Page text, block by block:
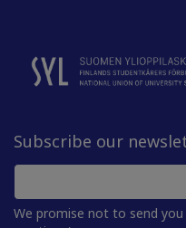
Subscribe our
We promise not to send you